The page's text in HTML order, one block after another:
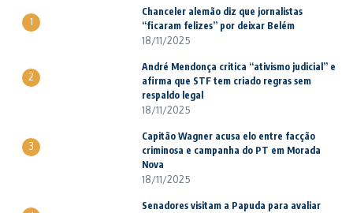
1
Chanceler alemão diz que jornalistas
“ficaram felizes” por deixar Belém
18/11/2025
2
André Mendonça critica “ativismo judicial” e
afirma que STF tem criado regras sem
respaldo legal
18/11/2025
3
Capitão Wagner acusa elo entre facção
criminosa e campanha do PT em Morada
Nova
18/11/2025
Senadores visitam a Papuda para avaliar